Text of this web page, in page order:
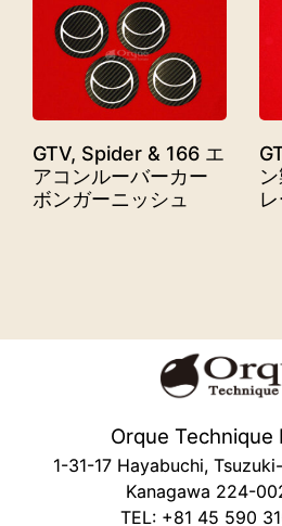
GTV, Spider & 166 エ
アコンルーバーカー
ボンガーニッシュ
Orque Technique
1-31-17 Hayabuchi,
Kanagawa 224-
TEL: +81 45 590